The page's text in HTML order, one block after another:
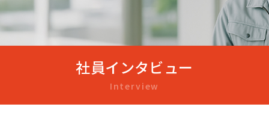
社員インタビュー
Interview